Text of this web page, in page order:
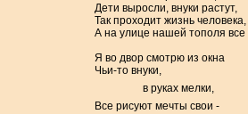
Дети выросли, внуки растут,
Так проходит жизнь человека,
А на улице нашей тополя все
Я во двор смотрю из окна
Чьи-то внуки,
в руках мелки,
Все рисуют мечты свои -